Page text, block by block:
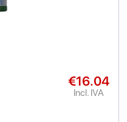
€16.04
Incl. IVA